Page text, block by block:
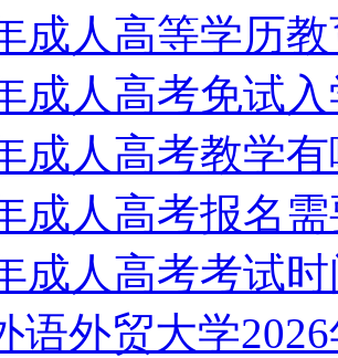
成人高等学历
成人高考免试
成人高考教学
成人高考报名
成人高考考试
语外贸大学